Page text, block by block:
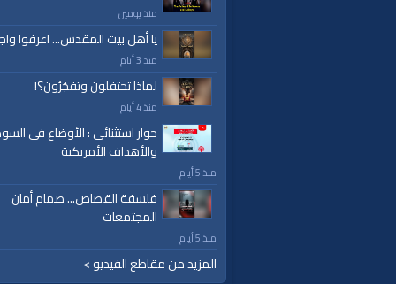
إسلام|أناشيد|دروس
منذ يومين
يا أهل بيت المقدس... اعرفوا
منذ 3 أيام
لماذا تحتفلون وتَفجُرُون؟!
منذ 4 أيام
حوار استثنائي : الأوضاع في
والأهداف الأمريكية
منذ 5 أيام
فلسفة القصاص... صمام أمان
المجتمعات
منذ 5 أيام
المزيد من مقاطع الفيديو >